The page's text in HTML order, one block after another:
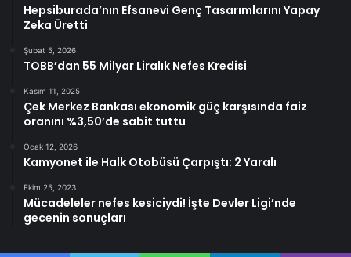
Hepsiburada’nın Efsanevi Genç Tasarımlarını Yapay
Zeka Üretti
Şubat 5, 2026
TOBB’dan 55 Milyar Liralık Nefes Kredisi
Kasım 11, 2025
Çek Merkez Bankası ekonomik güç karşısında faiz
oranını %3,50’de sabit tuttu
Ocak 12, 2026
Kamyonet ile Halk Otobüsü Çarpıştı: 2 Yaralı
Ekim 25, 2023
Mücadeleler nefes kesiciydi! İşte Devler Ligi’nde
gecenin sonuçları